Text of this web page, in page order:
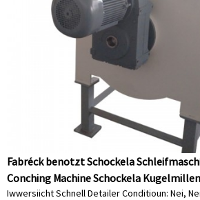
Fabréck benotzt Schockela
Conching Machine Schockela
Iwwersiicht Schnell Detailer Conditioun: Nei,